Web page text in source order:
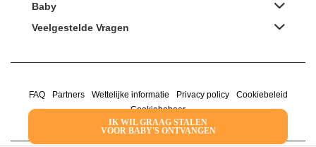
IK WIL GRAAG STALEN
VOOR BABY'S ONTVANGEN
Baby
Veelgestelde Vragen
FAQ Partners Wettelijke informatie Privacy policy
Cookiebeleid
Cookiebeheer